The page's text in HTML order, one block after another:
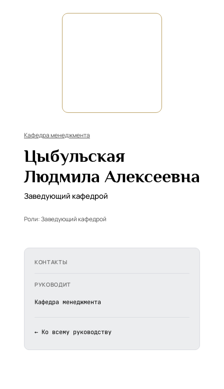
Кафедра менеджмента
Цыбульская
Людмила Алексеевна
Заведующий кафедрой
Роли:Заведующий кафедрой
КОНТАКТЫ
РУКОВОДИТ
Кафедра менеджмента
← Ко всему руководству